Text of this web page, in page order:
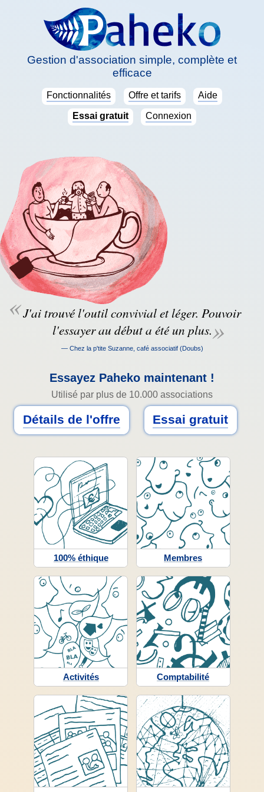
Gestion d'association simple, complète et
efficace
Fonctionnalités Offre et tarifs Aide
Essai gratuit Connexion
«J'ai trouvé l'outil convivial et léger. Pouvoir
l'essayer au début a été un plus.»
— Chez la p'tite Suzanne, café associatif (Doubs)
Essayez Paheko maintenant !
Utilisé par plus de 10.000 associations
Détails de l'offre Essai gratuit
100% éthique Membres
Activités Comptabilité